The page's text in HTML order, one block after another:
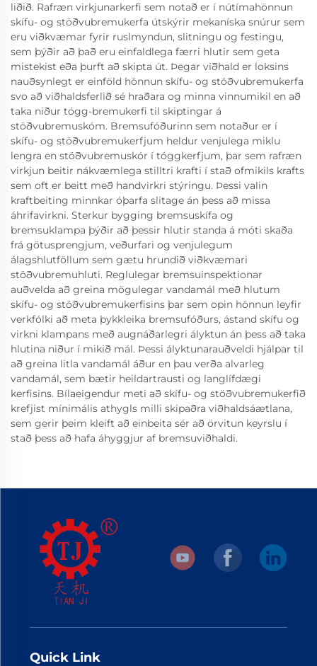
liðið. Rafræn virkjunarkerfi sem notað er í nútímahönnun
skífu- og stöðvubremukerfa útskýrir mekaníska snúrur sem
eru viðkvæmar fyrir ruslmyndun, slitningu og festingu,
sem þýðir að það eru einfaldlega færri hlutir sem geta
mistekist eða þurft að skipta út. Þegar viðhald er loksins
nauðsynlegt er einföld hönnun skífu- og stöðvubremukerfa
svo að viðhaldsferlið sé hraðara og minna vinnumikil en að
taka niður tógg-bremukerfi til skiptingar á
stöðvubremuskóm. Bremsufóðurinn sem notaður er í
skífu- og stöðvubremukerfjum heldur venjulega miklu
lengra en stöðvubremuskór í tóggkerfjum, þar sem rafræn
virkjun beitir nákvæmlega stilltri krafti í stað ofmikils krafts
sem oft er beitt með handvirkri stýringu. Þessi valin
kraftbeiting minnkar óþarfa slitage án þess að missa
áhrifavirkni. Sterkur bygging bremsuskífa og
bremsuklampa þýðir að þessir hlutir standa á móti skaða
frá götusprengjum, veðurfari og venjulegum
álagshlutföllum sem gætu hrundið viðkvæmari
stöðvubremuhluti. Reglulegar bremsuinspektionar
auðvelda að greina mögulegar vandamál með hlutum
skífu- og stöðvubremukerfisins þar sem opin hönnun leyfir
verkfólki að meta þykkleika bremsufóðurs, ástand skífu og
virkni klampans með augnáðarlegri ályktun án þess að taka
hlutina niður í mikið mál. Þessi ályktunarauðveldi hjálpar til
að greina litla vandamál áður en þau verða alvarleg
vandamál, sem bætir heildartrausti og langlífdægi
kerfisins. Bílaeigendur meti að skífu- og stöðvubremukerfið
krefjist mínimális athygls milli skipaðra viðhaldsáætlana,
sem gerir þeim kleift að einbeita sér að örvitun keyrslu í
stað þess að hafa áhyggjur af bremsuviðhaldi.
Quick Link